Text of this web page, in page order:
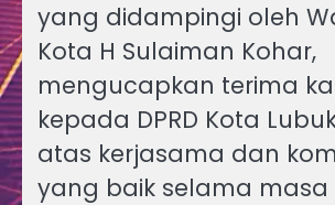
yang didampingi oleh
Kota H Sulaiman Kohar,
mengucapkan terima
kepada DPRD Kota
atas kerjasama dan
yang baik selama